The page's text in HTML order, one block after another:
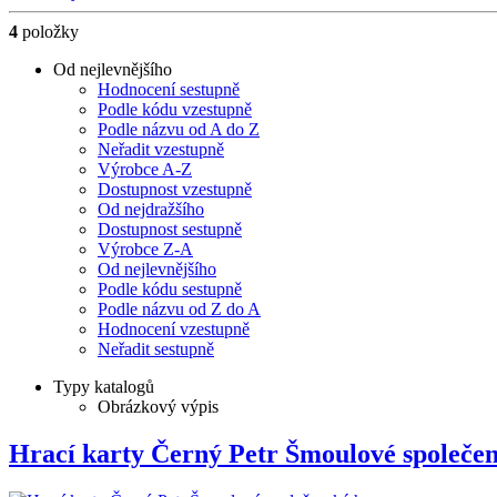
4 položky
Od nejlevnějšího
Hodnocení sestupně
Podle kódu vzestupně
Podle názvu od A do Z
Neřadit vzestupně
Výrobce A-Z
Dostupnost vzestupně
Od nejdražšího
Dostupnost sestupně
Výrobce Z-A
Od nejlevnějšího
Podle kódu sestupně
Podle názvu od Z do A
Hodnocení vzestupně
Neřadit sestupně
Typy katalogů
Obrázkový výpis
Hrací karty Černý Petr Šmoulové